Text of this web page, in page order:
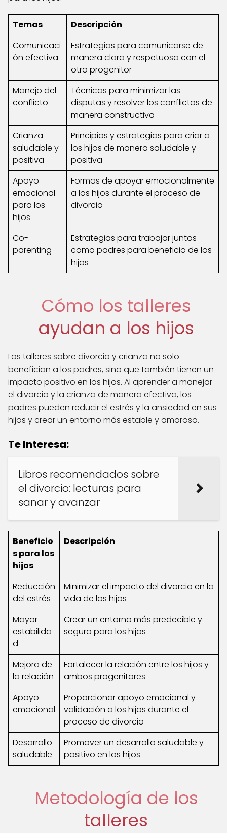
Temas
Descripción
Comunicaci
ón efectiva
Estrategias para comunicarse de
manera clara y respetuosa con el
otro progenitor
Manejo del
conflicto
Técnicas para minimizar las
disputas y resolver los conflictos de
manera constructiva
Crianza
saludable y
positiva
Principios y estrategias para criar a
los hijos de manera saludable y
positiva
Apoyo
emocional
para los
hijos
Formas de apoyar emocionalmente
a los hijos durante el proceso de
divorcio
Co-
parenting
Estrategias para trabajar juntos
como padres para beneficio de los
hijos
Cómo los talleres
ayudan a los hijos
Los talleres sobre divorcio y crianza no solo
benefician a los padres, sino que también tienen un
impacto positivo en los hijos. Al aprender a manejar
el divorcio y la crianza de manera efectiva, los
padres pueden reducir el estrés y la ansiedad en sus
hijos y crear un entorno más estable y amoroso.
Te Interesa:
Libros recomendados sobre
el divorcio: lecturas para
sanar y avanzar
Beneficio
s para los
hijos
Descripción
Reducción
del estrés
Minimizar el impacto del divorcio en la
vida de los hijos
Mayor
estabilida
d
Crear un entorno más predecible y
seguro para los hijos
Mejora de
la relación
Fortalecer la relación entre los hijos y
ambos progenitores
Apoyo
emocional
Proporcionar apoyo emocional y
validación a los hijos durante el
proceso de divorcio
Desarrollo
saludable
Promover un desarrollo saludable y
positivo en los hijos
Metodología de los
talleres